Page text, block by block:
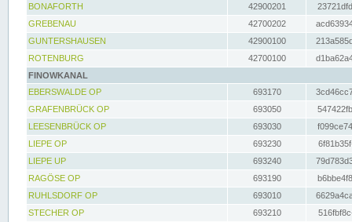
BONAFORTH
42900201
GREBENAU
42700202
GUNTERSHAUSEN
42900100
ROTENBURG
42700100
FINOWKANAL
EBERSWALDE OP
693170
GRAFENBRÜCK OP
693050
LEESENBRÜCK OP
693030
LIEPE OP
693230
LIEPE UP
693240
RAGÖSE OP
693190
RUHLSDORF OP
693010
STECHER OP
693210